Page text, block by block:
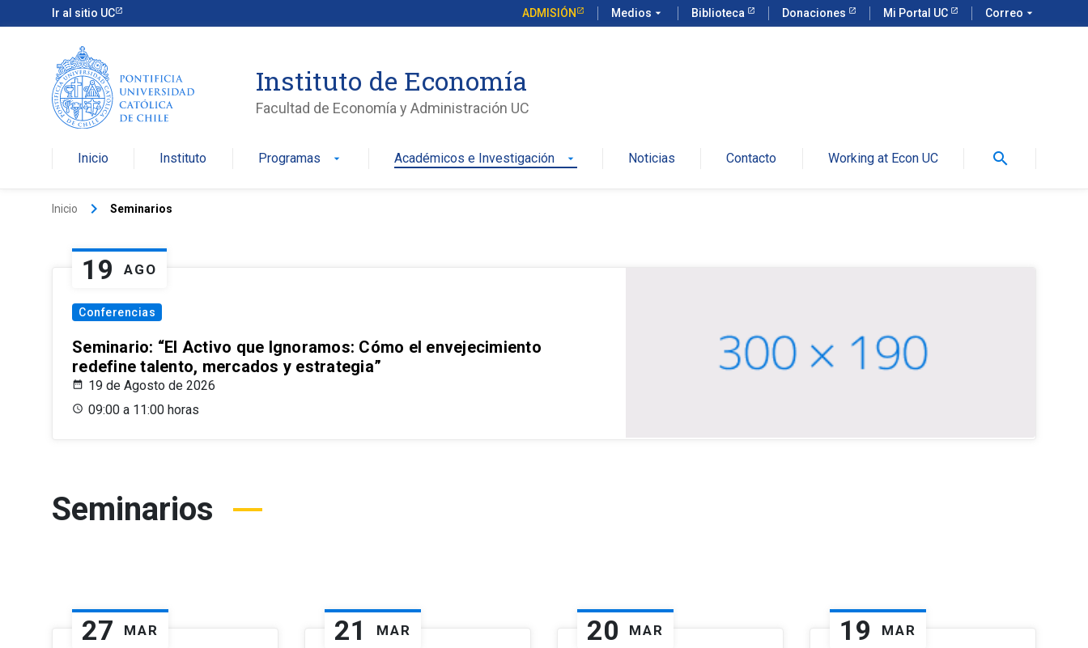
Ir al sitio UC ADMISIÓN Medios arrow_drop_down Biblioteca Donaciones Mi Portal UC Correo arrow_drop_down
Instituto de Economía
Facultad de Economía y Administración UC
Inicio Instituto Programas arrow_drop_down Académicos e Investigación arrow_drop_down Noticias Contacto Working at Econ UC search
Inicio keyboard_arrow_right Seminarios
19 AGO
Conferencias
Seminario: “El Activo que Ignoramos: Cómo el envejecimiento
redefine talento, mercados y estrategia”
19 de Agosto de 2026
09:00 a 11:00 horas
Seminarios
27 MAR 21 MAR 20 MAR 19 MAR